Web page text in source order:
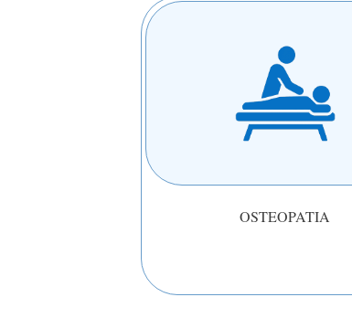
OSTEOPATIA